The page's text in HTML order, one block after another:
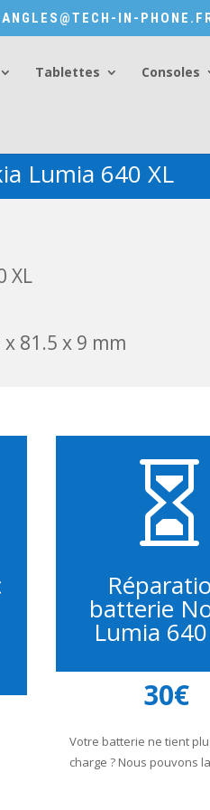
IN-
Tablettes Consoles
Lumia 640 XL
XL
81.5 x 9 mm

batterie
Lumia
30€
Votre batterie ne tient
charge ? Nous pouvons